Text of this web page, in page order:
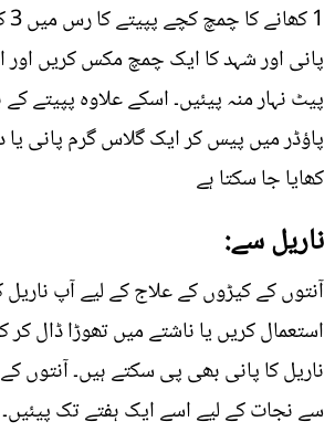
1
پانی اور شہد کا ایک چمچ مکس کریں اور
پیٹ نہار منہ پیئیں۔ اسکے علاوہ پپیتے
پاؤڈر میں پیس کر ایک گلاس گرم پانی
کھایا جا سکتا ہے
ناریل سے:
آنتوں کے کیڑوں کے علاج کے لیے آپ ناریل
استعمال کریں یا ناشتے میں تھوڑا ڈال کر
ناریل کا پانی بھی پی سکتے ہیں۔ آنتوں
سے نجات کے لیے اسے ایک ہفتے تک پیئیں۔